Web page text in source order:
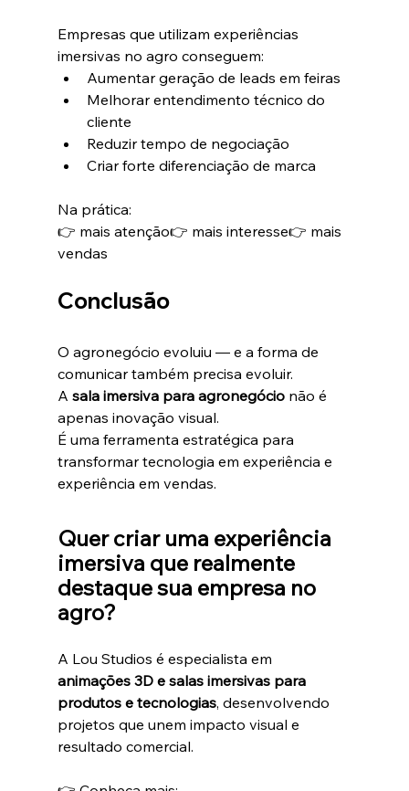
Empresas que utilizam experiências
imersivas no agro conseguem:
Aumentar geração de leads em feiras
Melhorar entendimento técnico do
cliente
Reduzir tempo de negociação
Criar forte diferenciação de marca
Na prática:
👉 mais atenção👉 mais interesse👉 mais
vendas
Conclusão
O agronegócio evoluiu — e a forma de
comunicar também precisa evoluir.
A sala imersiva para agronegócio não é
apenas inovação visual.
É uma ferramenta estratégica para
transformar tecnologia em experiência e
experiência em vendas.
Quer criar uma experiência
imersiva que realmente
destaque sua empresa no
agro?
A Lou Studios é especialista em
animações 3D e salas imersivas para
produtos e tecnologias, desenvolvendo
projetos que unem impacto visual e
resultado comercial.